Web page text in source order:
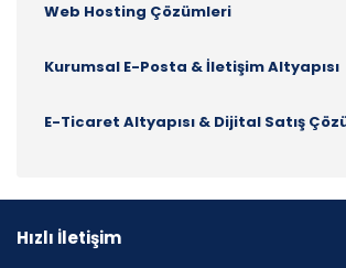
Web Hosting Çözümleri
Kurumsal E-Posta & İletişim Altyapısı
E-Ticaret Altyapısı & Dijital Satış
Hızlı İletişim